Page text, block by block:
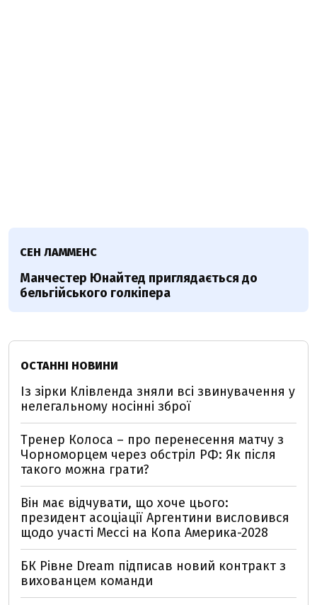
СЕН ЛАММЕНС
Манчестер Юнайтед приглядається до
бельгійського голкіпера
ОСТАННІ НОВИНИ
Із зірки Клівленда зняли всі звинувачення у
нелегальному носінні зброї
Тренер Колоса – про перенесення матчу з
Чорноморцем через обстріл РФ: Як після
такого можна грати?
Він має відчувати, що хоче цього:
президент асоціації Аргентини висловився
щодо участі Мессі на Копа Америка-2028
БК Рівне Dream підписав новий контракт з
вихованцем команди